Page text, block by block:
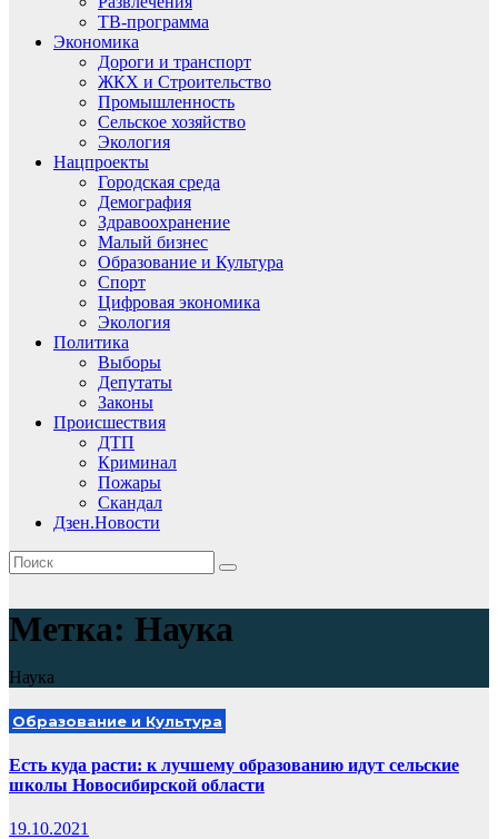
ТВ-программа
Экономика
Дороги и транспорт
ЖКХ и Строительство
Промышленность
Сельское хозяйство
Экология
Нацпроекты
Городская среда
Демография
Здравоохранение
Малый бизнес
Образование и Культура
Спорт
Цифровая экономика
Экология
Политика
Выборы
Депутаты
Законы
Происшествия
ДТП
Криминал
Пожары
Скандал
Дзен.Новости
Метка: Наука
Наука
Образование и Культура
Есть куда расти: к лучшему образованию идут сельские
школы Новосибирской области
19.10.2021